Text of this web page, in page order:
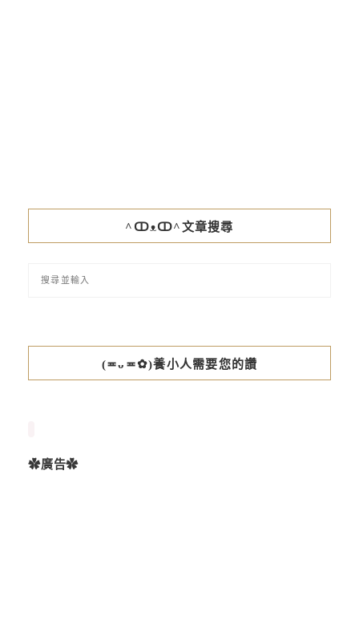
^ↀᴥↀ^文章搜尋
(≖ᴗ≖✿)養小人需要您的讚
✿廣告✿